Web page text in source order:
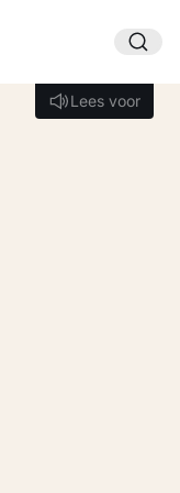
Lees voor
Lees voor